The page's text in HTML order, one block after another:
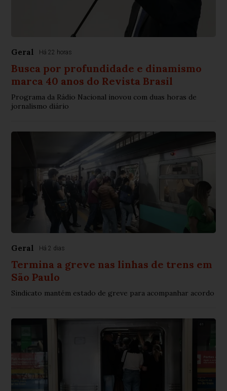
Geral Há 22 horas
Busca por profundidade e dinamismo
marca 40 anos do Revista Brasil
Programa da Rádio Nacional inovou com duas horas de
jornalismo diário
Geral Há 2 dias
Termina a greve nas linhas de trens em
São Paulo
Sindicato mantém estado de greve para acompanhar acordo